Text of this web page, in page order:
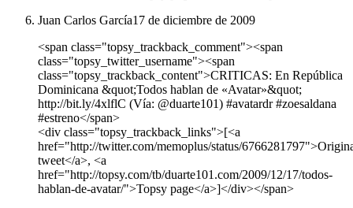
Juan Carlos García17 de diciembre de 2009
<span class="topsy_trackback_comment"><span
class="topsy_twitter_username"><span
class="topsy_trackback_content">CRITICAS: En República
Dominicana &quot;Todos hablan de «Avatar»&quot;
http://bit.ly/4xlflC (Vía: @duarte101) #avatardr #zoesaldana
#estreno</span>
<div class="topsy_trackback_links">[<a
href="http://twitter.com/memoplus/status/
tweet</a>, <a
href="http://topsy.com/tb/duarte101.com/2009/12/17/todos-
hablan-de-avatar/">Topsy page</a>]</div></span>